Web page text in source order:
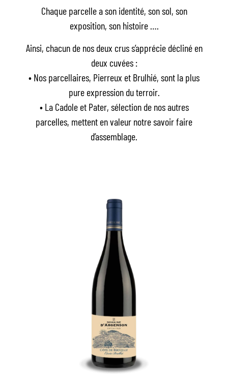
Chaque parcelle a son identité, son sol, son
exposition, son histoire ….
Ainsi, chacun de nos deux crus s’apprécie décliné en
deux cuvées :
• Nos parcellaires, Pierreux et Brulhié, sont la plus
pure expression du terroir.
• La Cadole et Pater, sélection de nos autres
parcelles, mettent en valeur notre savoir faire
d’assemblage.